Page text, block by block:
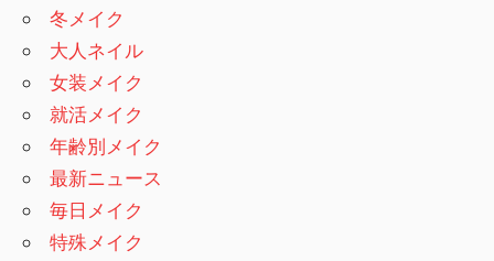
冬メイク
大人ネイル
女装メイク
就活メイク
年齢別メイク
最新ニュース
毎日メイク
特殊メイク